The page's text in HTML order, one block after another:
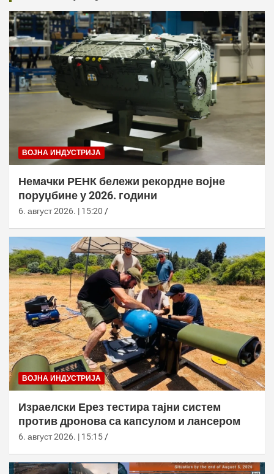
ВОЈНА ИНДУСТРИЈА
Немачки РЕНК бележи рекордне војне
поруџбине у 2026. години
6. август 2026. | 15:20
ВОЈНА ИНДУСТРИЈА
Израелски Ерез тестира тајни систем
против дронова са капсулом и лансером
6. август 2026. | 15:15